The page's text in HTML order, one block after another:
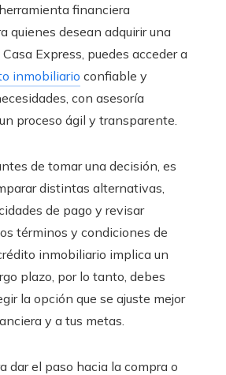
financiera
quienes desean adquirir una
Express, puedes acceder a
inmobiliario confiable y
con asesoría
proceso ágil y transparente.
de tomar una decisión, es
distintas alternativas,
de pago y revisar
términos y condiciones de
inmobiliario implica un
plazo, por lo tanto, debes
la opción que se ajuste mejor
y a tus metas.
dar el paso hacia la compra o